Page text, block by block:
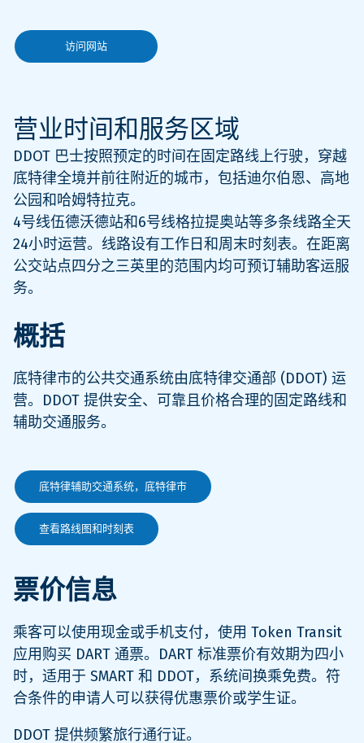
访问网站
营业时间和服务区域
DDOT 巴士按照预定的时间在固定路线上行驶，穿越
底特律全境并前往附近的城市，包括迪尔伯恩、高地
公园和哈姆特拉克。
4号线伍德沃德站和6号线格拉提奥站等多条线路全天
24小时运营。线路设有工作日和周末时刻表。在距离
公交站点四分之三英里的范围内均可预订辅助客运服
务。
概括
底特律市的公共交通系统由底特律交通部 (DDOT) 运
营。DDOT 提供安全、可靠且价格合理的固定路线和
辅助交通服务。
底特律辅助交通系统，底特律市
查看路线图和时刻表
票价信息
乘客可以使用现金或手机支付，使用 Token Transit
应用购买 DART 通票。DART 标准票价有效期为四小
时，适用于 SMART 和 DDOT，系统间换乘免费。符
合条件的申请人可以获得优惠票价或学生证。
DDOT 提供频繁旅行通行证。